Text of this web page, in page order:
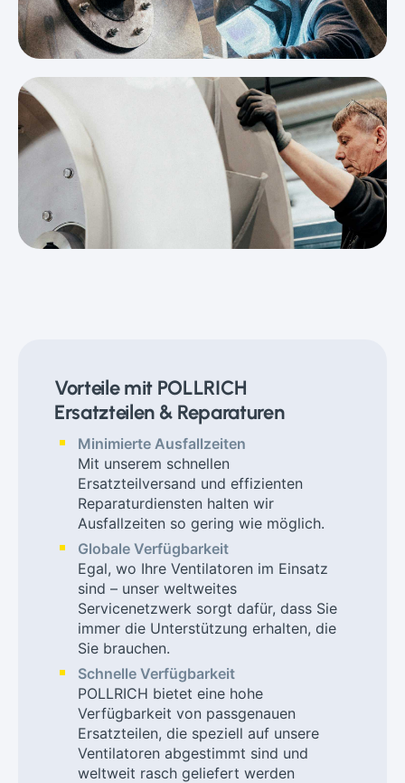
Vorteile mit POLLRICH
Ersatzteilen & Reparaturen
Minimierte Ausfallzeiten
Mit unserem schnellen
Ersatzteilversand und effizienten
Reparaturdiensten halten wir
Ausfallzeiten so gering wie möglich.
Globale Verfügbarkeit
Egal, wo Ihre Ventilatoren im Einsatz
sind – unser weltweites
Servicenetzwerk sorgt dafür, dass Sie
immer die Unterstützung erhalten, die
Sie brauchen.
Schnelle Verfügbarkeit
POLLRICH bietet eine hohe
Verfügbarkeit von passgenauen
Ersatzteilen, die speziell auf unsere
Ventilatoren abgestimmt sind und
weltweit rasch geliefert werden